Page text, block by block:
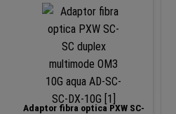
Adaptor fibra optica PXW SC-